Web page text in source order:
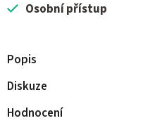
Osobní přístup
Popis
Diskuze
Hodnocení